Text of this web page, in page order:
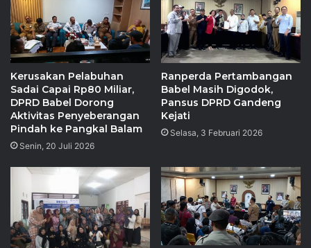
Kerusakan Pelabuhan
Sadai Capai Rp80 Miliar,
DPRD Babel Dorong
Aktivitas Penyeberangan
Pindah ke Pangkal Balam
Senin, 20 Juli 2026
Ranperda Pertambangan
Babel Masih Digodok,
Pansus DPRD Gandeng
Kejati
Selasa, 3 Februari 2026